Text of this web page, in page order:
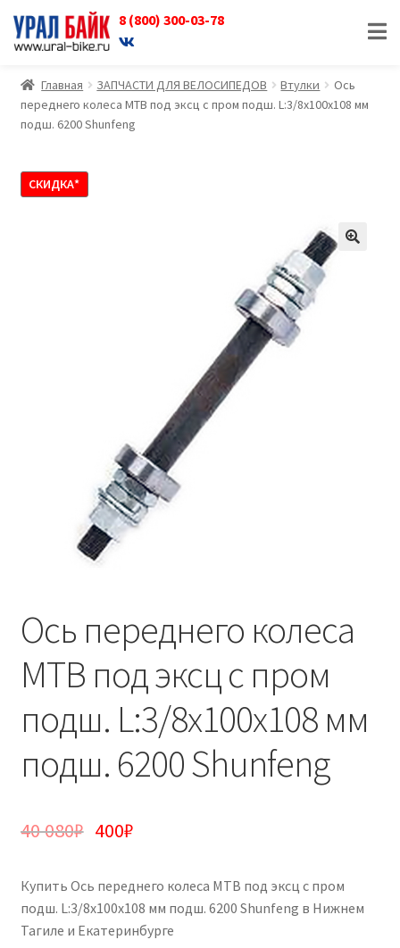
8 (800) 300-03-78
Перейти
к
навигации
Перейти
к
содержимому
Главная ЗАПЧАСТИ ДЛЯ ВЕЛОСИПЕДОВ Втулки
Ось
переднего колеса MTB под эксц с пром подш. L:3/8х100х108 мм
подш. 6200 Shunfeng
СКИДКА*
Ось переднего колеса
MTB под эксц с пром
подш. L:3/8х100х108 мм
подш. 6200 Shunfeng
40 080₽ 400₽
Купить Ось переднего колеса MTB под эксц с пром
подш. L:3/8х100х108 мм подш. 6200 Shunfeng в Нижнем
Тагиле и Екатеринбурге